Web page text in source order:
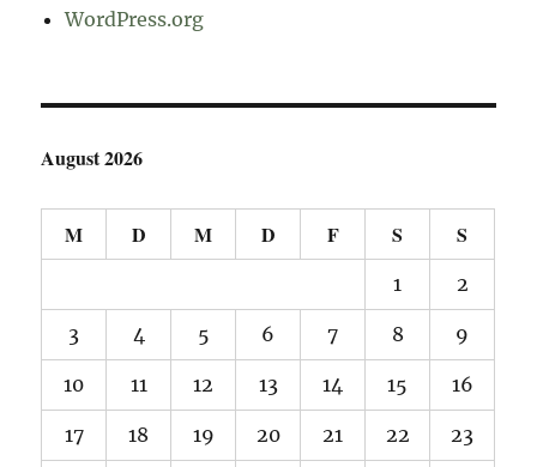
WordPress.org
August 2026
M D M D F S S
1 2
3 4 5 6 7 8 9
10 11 12 13 14 15 16
17 18 19 20 21 22 23